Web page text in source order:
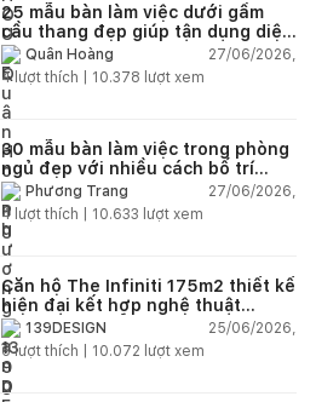
25 mẫu bàn làm việc dưới gầm
cầu thang đẹp giúp tận dụng diện
tích tưởng chừng bị bỏ quên
Quân Hoàng
27/06/2026,
4lượt thích | 10.378 lượt xem
30 mẫu bàn làm việc trong phòng
ngủ đẹp với nhiều cách bố trí
thông minh cho mọi diện tích
Phương Trang
27/06/2026,
4 lượt thích | 10.633 lượt xem
Căn hộ The Infiniti 175m2 thiết kế
hiện đại kết hợp nghệ thuật
Modern Art đầy cảm xúc
139DESIGN
25/06/2026,
6lượt thích | 10.072 lượt xem